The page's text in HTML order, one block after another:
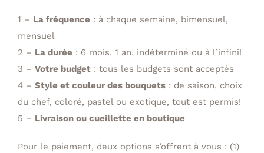
1 – La fréquence : à chaque semaine, bimensuel,
mensuel
2 – La durée : 6 mois, 1 an, indéterminé ou à l’infini!
3 – Votre budget: tous les budgets sont acceptés
4 – Style et couleur des bouquets: de saison, choix
du chef, coloré, pastel ou exotique, tout est permis!
5 – Livraison ou cueillette en boutique
Pour le paiement, deux options s’offrent à vous : (1)